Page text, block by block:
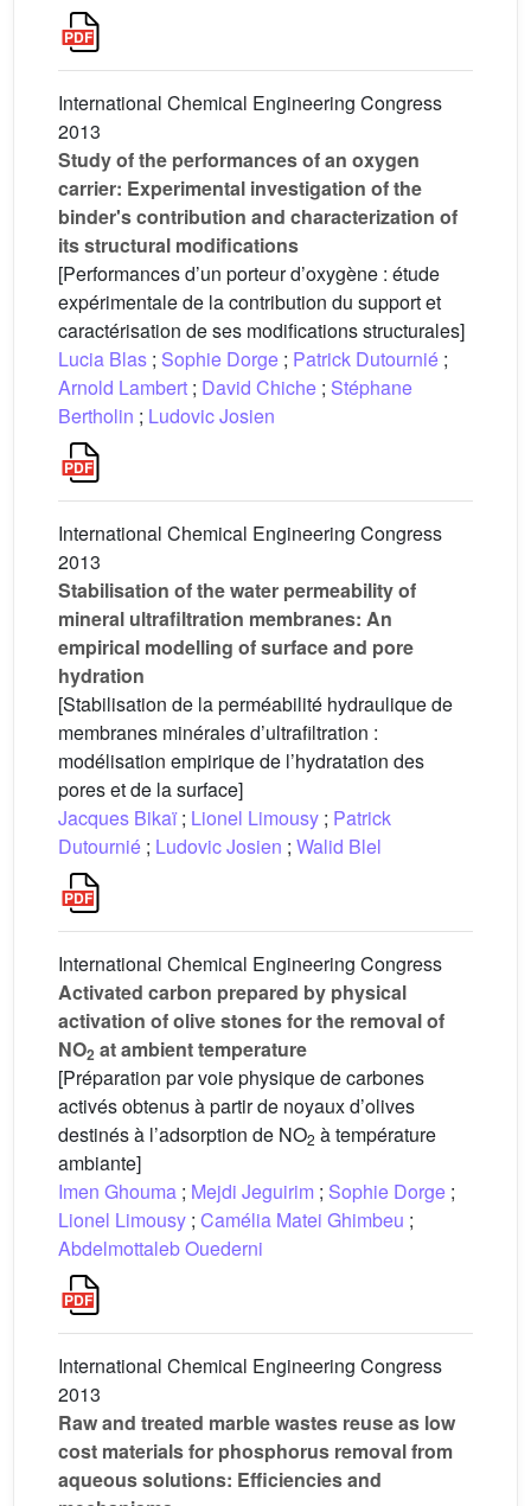
International Chemical Engineering Congress
2013
Study of the performances of an oxygen
carrier: Experimental investigation of the
binder's contribution and characterization of
its structural modifications
[Performances d’un porteur d’oxygène : étude
expérimentale de la contribution du support et
caractérisation de ses modifications structurales]
Lucia Blas ; Sophie Dorge ; Patrick Dutournié ;
Arnold Lambert ; David Chiche ; Stéphane
Bertholin ; Ludovic Josien
International Chemical Engineering Congress
2013
Stabilisation of the water permeability of
mineral ultrafiltration membranes: An
empirical modelling of surface and pore
hydration
[Stabilisation de la perméabilité hydraulique de
membranes minérales d’ultrafiltration :
modélisation empirique de l’hydratation des
pores et de la surface]
Jacques Bikaï ; Lionel Limousy ; Patrick
Dutournié ; Ludovic Josien ; Walid Blel
International Chemical Engineering Congress
Activated carbon prepared by physical
activation of olive stones for the removal of
NO2 at ambient temperature
[Préparation par voie physique de carbones
activés obtenus à partir de noyaux d’olives
destinés à l’adsorption de NO2 à température
ambiante]
Imen Ghouma ; Mejdi Jeguirim ; Sophie Dorge ;
Lionel Limousy ; Camélia Matei Ghimbeu ;
Abdelmottaleb Ouederni
International Chemical Engineering Congress
2013
Raw and treated marble wastes reuse as low
cost materials for phosphorus removal from
aqueous solutions: Efficiencies and